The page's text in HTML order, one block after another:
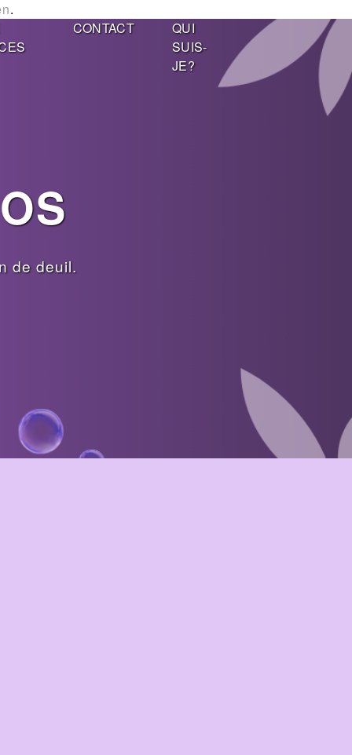
.
CONTACT
QUI
SUIS-
JE?
de deuil.